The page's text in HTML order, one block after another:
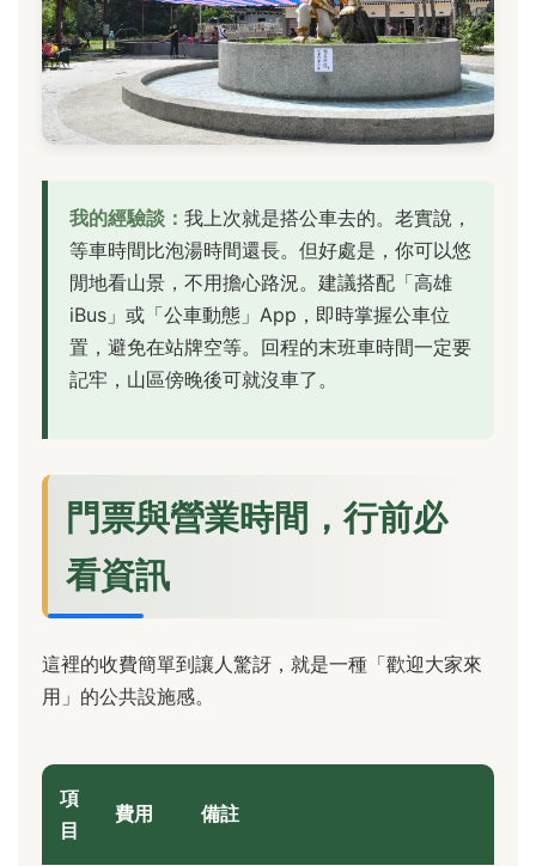
我的經驗談： 我上次就是搭公車去的。老實說，
等車時間比泡湯時間還長。但好處是，你可以悠
閒地看山景，不用擔心路況。建議搭配「高雄
iBus」或「公車動態」App，即時掌握公車位
置，避免在站牌空等。回程的末班車時間一定要
記牢，山區傍晚後可就沒車了。
門票與營業時間，行前必
看資訊
這裡的收費簡單到讓人驚訝，就是一種「歡迎大家來
用」的公共設施感。
項
目
費用 備註